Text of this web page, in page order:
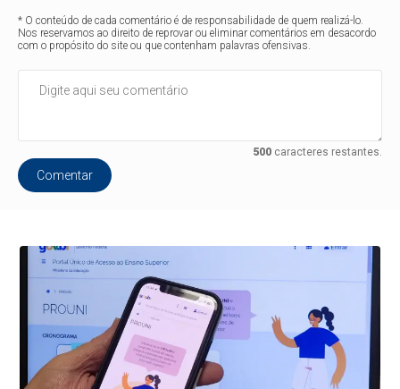
* O conteúdo de cada comentário é de responsabilidade de quem realizá-lo.
Nos reservamos ao direito de reprovar ou eliminar comentários em desacordo
com o propósito do site ou que contenham palavras ofensivas.
500caracteres restantes.
Comentar